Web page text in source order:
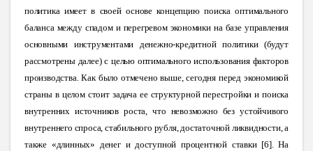
политика имеет в своей основе концепцию поиска оптимального
баланса между спадом и перегревом экономики на базе управления
основными инструментами денежно-кредитной политики (будут
рассмотрены далее) с целью оптимального использования факторов
производства. Как было отмечено выше, сегодня перед экономикой
страны в целом стоит задача ее структурной перестройки и поиска
внутренних источников роста, что невозможно без устойчивого
внутреннего спроса, стабильного рубля, достаточной ликвидности, а
также «длинных» денег и доступной процентной ставки [6]. На